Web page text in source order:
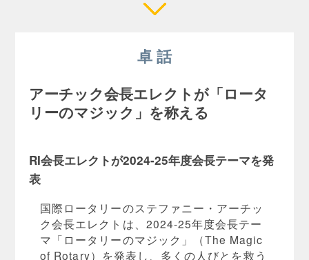
卓 話
アーチック会長エレクトが「ロータ
リーのマジック」を称える
RI会長エレクトが2024-25年度会長テーマを発
表
国際ロータリーのステファニー・アーチッ
ク会長エレクトは、2024-25年度会長テー
マ「ロータリーのマジック」（The Magic
of Rotary）を発表し、多くの人びとを救う